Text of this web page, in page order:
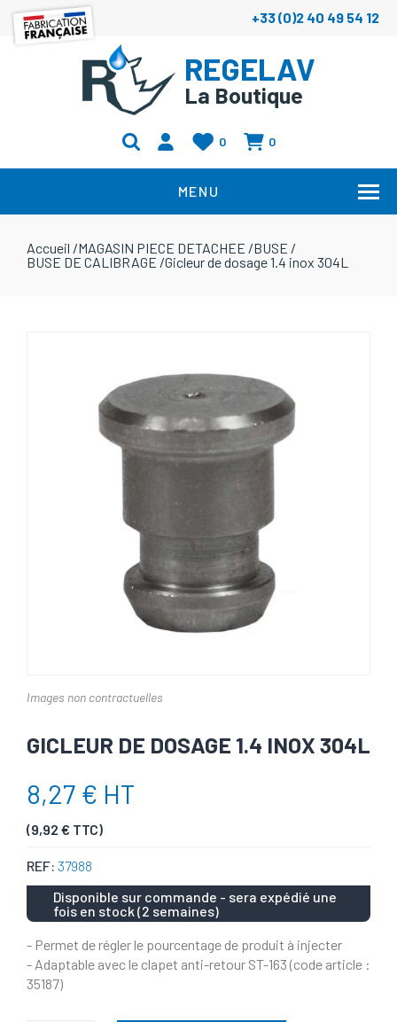
+33 (0)2 40 49 54 12
REGELAV
La Boutique
0 0
MENU
Accueil /MAGASIN PIECE DETACHEE /BUSE /
BUSE DE CALIBRAGE /Gicleur de dosage 1.4 inox 304L
Images non contractuelles
GICLEUR DE DOSAGE 1.4 INOX 304L
8,27 € HT
(9,92 € TTC)
REF: 37988
Disponible sur commande - sera expédié une
fois en stock (2 semaines)
- Permet de régler le pourcentage de produit à injecter
- Adaptable avec le clapet anti-retour ST-163 (code article :
35187)